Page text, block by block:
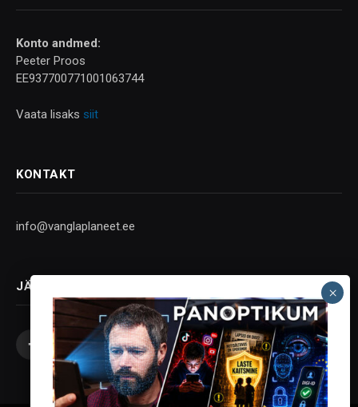
Konto andmed:
Peeter Proos
EE937700771001063744
Vaata lisaks siit
KONTAKT
info@vanglaplaneet.ee
JÄLGI SOTSIAALMEEDIAS
Facebook
X
(Twitter)
InstagramYouTubeTelegram